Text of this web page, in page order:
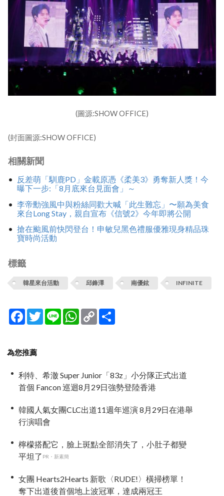
(圖源:SHOW OFFICE)
(封面圖源:SHOW OFFICE)
相關新聞
反差萌「馴鹿PD」金載原憑《柔美3》勇奪新人獎！今
曝下一步:「8月底來台見面會」～
李帝勳強風中與粉絲同歡大喊「此生難忘」〜願為美食
來台Long Stay，親自宣布《信號2》今年即將公開
搶在颱風前快閃登台！申敏兒黑色禮服優雅現身精品珠
寶時尚活動
標籤
韓星來台活動 邱鋒澤 南優鉉 INFINITE
Facebook
TwitterLine WhatsApp
Copy
Link
為您推薦
利特、希澈 Super Junior「83z」小分隊正式出道
首個 Fancon 巡迴8月29日強勢登陸香港
韓國人氣女團CLC出道11週年巡演 8月29日在港舉
行演唱會
檸檬搭配它，臉上斑點全部消失了，小肚子都變
平坦了 PR・新素簡
女團 Hearts2Hearts 新歌〈RUDE!〉橫掃榜單！
奪下出道後首個地上波冠軍，達成兩冠王